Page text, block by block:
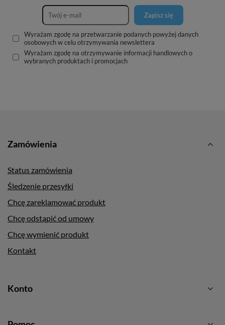
Zapisz się
Wyrażam zgodę na przetwarzanie podanych powyżej danych
osobowych w celu otrzymywania newslettera
Wyrażam zgodę na otrzymywanie informacji handlowych o
wybranych produktach i promocjach
Zamówienia
Status zamówienia
Śledzenie przesyłki
Chcę zareklamować produkt
Chcę odstąpić od umowy
Chcę wymienić produkt
Kontakt
Konto